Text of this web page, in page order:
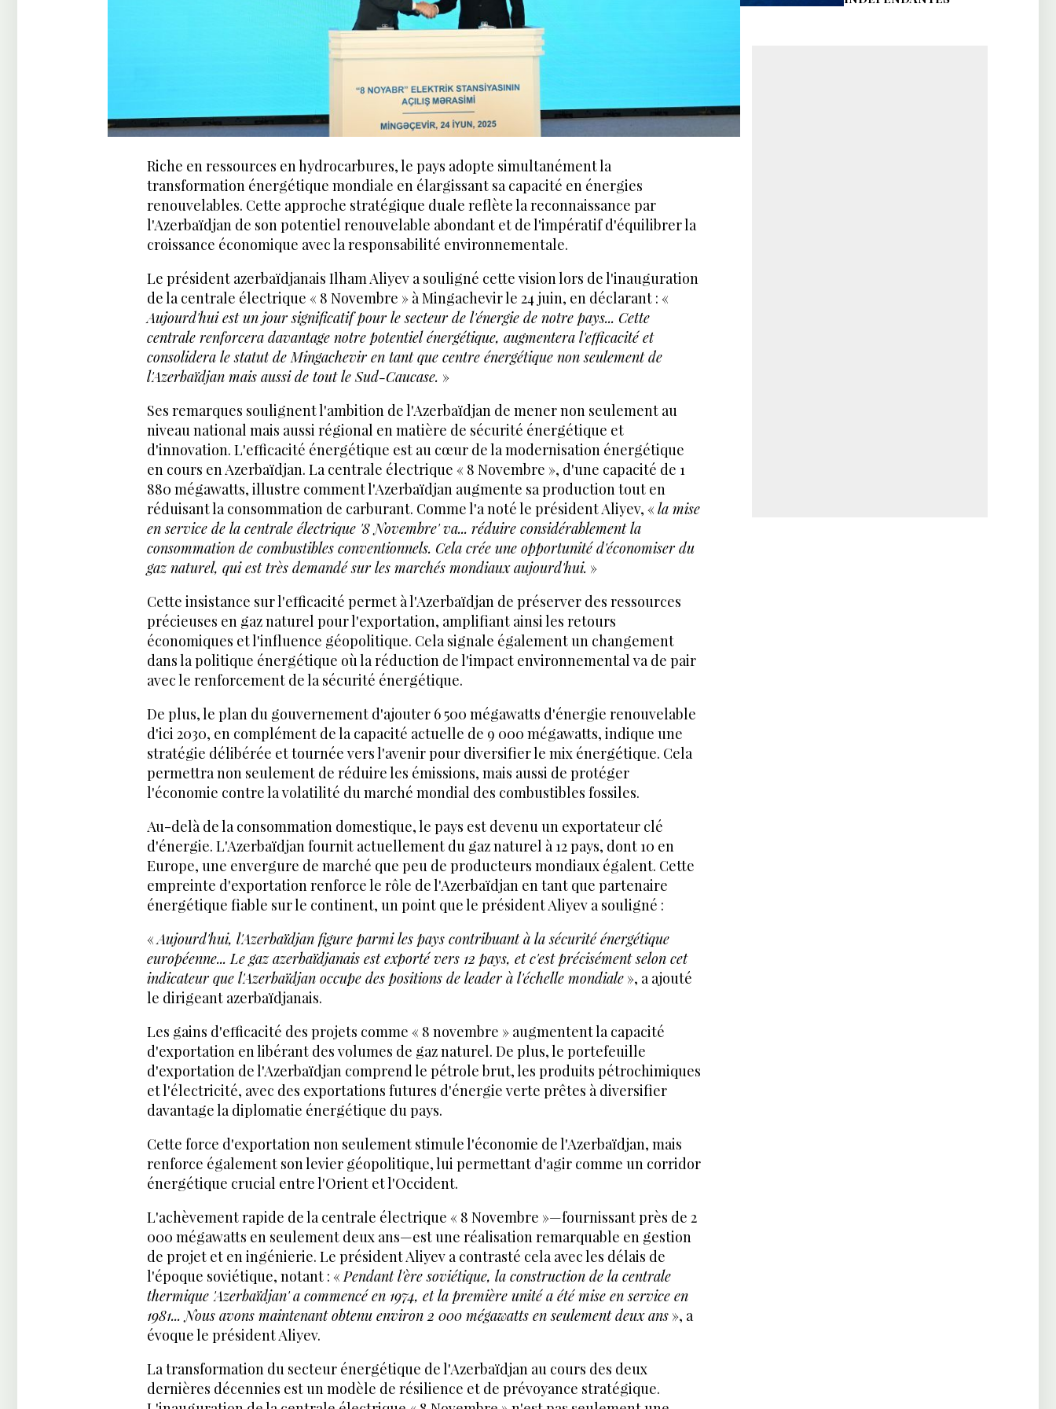
Riche en ressources en hydrocarbures, le pays adopte simultanément la
transformation énergétique mondiale en élargissant sa capacité en énergies
renouvelables. Cette approche stratégique duale reflète la reconnaissance par
l'Azerbaïdjan de son potentiel renouvelable abondant et de l'impératif d'équilibrer la
croissance économique avec la responsabilité environnementale.
Le président azerbaïdjanais Ilham Aliyev a souligné cette vision lors de l'inauguration
de la centrale électrique « 8 Novembre » à Mingachevir le 24 juin, en déclarant : «
Aujourd'hui est un jour significatif pour le secteur de l'énergie de notre pays... Cette
centrale renforcera davantage notre potentiel énergétique, augmentera l'efficacité et
consolidera le statut de Mingachevir en tant que centre énergétique non seulement de
l'Azerbaïdjan mais aussi de tout le Sud-Caucase. »
Ses remarques soulignent l'ambition de l'Azerbaïdjan de mener non seulement au
niveau national mais aussi régional en matière de sécurité énergétique et
d'innovation. L'efficacité énergétique est au cœur de la modernisation énergétique
en cours en Azerbaïdjan. La centrale électrique « 8 Novembre », d'une capacité de 1
880 mégawatts, illustre comment l'Azerbaïdjan augmente sa production tout en
réduisant la consommation de carburant. Comme l'a noté le président Aliyev, « la mise
en service de la centrale électrique '8 Novembre' va... réduire considérablement la
consommation de combustibles conventionnels. Cela crée une opportunité d'économiser du
gaz naturel, qui est très demandé sur les marchés mondiaux aujourd'hui. »
Cette insistance sur l'efficacité permet à l'Azerbaïdjan de préserver des ressources
précieuses en gaz naturel pour l'exportation, amplifiant ainsi les retours
économiques et l'influence géopolitique. Cela signale également un changement
dans la politique énergétique où la réduction de l'impact environnemental va de pair
avec le renforcement de la sécurité énergétique.
De plus, le plan du gouvernement d'ajouter 6 500 mégawatts d'énergie renouvelable
d'ici 2030, en complément de la capacité actuelle de 9 000 mégawatts, indique une
stratégie délibérée et tournée vers l'avenir pour diversifier le mix énergétique. Cela
permettra non seulement de réduire les émissions, mais aussi de protéger
l'économie contre la volatilité du marché mondial des combustibles fossiles.
Au-delà de la consommation domestique, le pays est devenu un exportateur clé
d'énergie. L'Azerbaïdjan fournit actuellement du gaz naturel à 12 pays, dont 10 en
Europe, une envergure de marché que peu de producteurs mondiaux égalent. Cette
empreinte d'exportation renforce le rôle de l'Azerbaïdjan en tant que partenaire
énergétique fiable sur le continent, un point que le président Aliyev a souligné :
«Aujourd'hui, l'Azerbaïdjan figure parmi les pays contribuant à la sécurité énergétique
européenne... Le gaz azerbaïdjanais est exporté vers 12 pays, et c'est précisément selon cet
indicateur que l'Azerbaïdjan occupe des positions de leader à l'échelle mondiale », a ajouté
le dirigeant azerbaïdjanais.
Les gains d'efficacité des projets comme « 8 novembre » augmentent la capacité
d'exportation en libérant des volumes de gaz naturel. De plus, le portefeuille
d'exportation de l'Azerbaïdjan comprend le pétrole brut, les produits pétrochimiques
et l'électricité, avec des exportations futures d'énergie verte prêtes à diversifier
davantage la diplomatie énergétique du pays.
Cette force d'exportation non seulement stimule l'économie de l'Azerbaïdjan, mais
renforce également son levier géopolitique, lui permettant d'agir comme un corridor
énergétique crucial entre l'Orient et l'Occident.
L'achèvement rapide de la centrale électrique « 8 Novembre »—fournissant près de 2
000 mégawatts en seulement deux ans—est une réalisation remarquable en gestion
de projet et en ingénierie. Le président Aliyev a contrasté cela avec les délais de
l'époque soviétique, notant : «Pendant l'ère soviétique, la construction de la centrale
thermique 'Azerbaïdjan' a commencé en 1974, et la première unité a été mise en service en
1981... Nous avons maintenant obtenu environ 2 000 mégawatts en seulement deux ans », a
évoque le président Aliyev.
La transformation du secteur énergétique de l'Azerbaïdjan au cours des deux
dernières décennies est un modèle de résilience et de prévoyance stratégique.